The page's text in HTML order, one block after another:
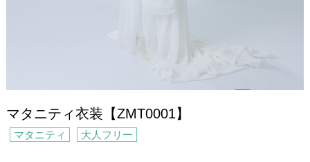
マタニティ衣装【ZMT0001】
マタニティ 大人フリー